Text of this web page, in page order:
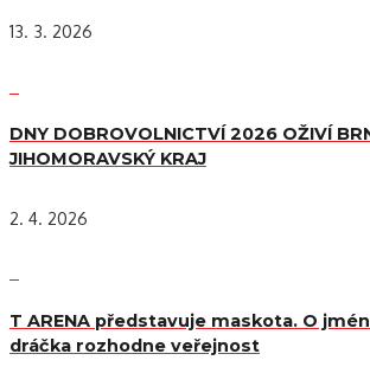
13. 3. 2026
DNY DOBROVOLNICTVÍ 2026 OŽIVÍ
JIHOMORAVSKÝ KRAJ
2. 4. 2026
T ARENA představuje maskota. O
dráčka rozhodne veřejnost